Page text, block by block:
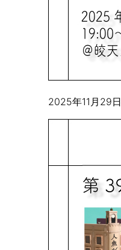
2025年11月29日